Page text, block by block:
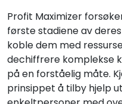
Profit Maximizer
første stadiene av
koble dem med
dechiffrere komplekse
på en forståelig måte.
prinsippet å tilby hjelp